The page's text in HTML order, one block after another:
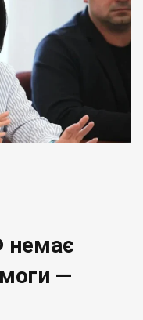
немає
—